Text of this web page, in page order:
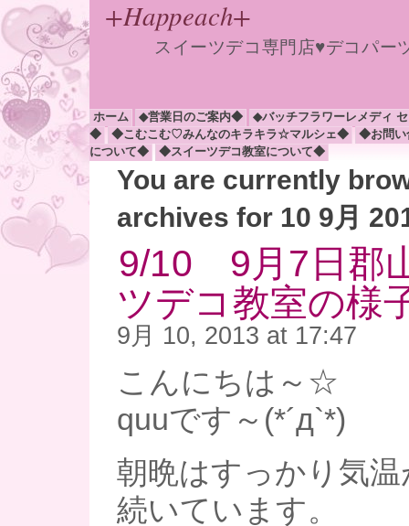
+Happeach+
スイーツデコ専門店♥デコパ
ホーム ◆営業日のご案内◆
◆バッチフラワーレメディ
◆
◆こむこむ♡みんなのキラキラ☆マルシェ◆
◆お問
について◆
◆スイーツデコ教室について◆
You are currently
archives for 10 9月
9/10 9月7日郡
ツデコ教室の様
9月 10, 2013 at 17:47
こんにちは～☆
quuです～(*´д`*)
朝晩はすっかり気
続いています。